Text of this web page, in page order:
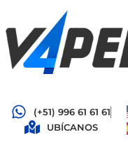
(+51) 996 61 61 61
UBÍCANOS